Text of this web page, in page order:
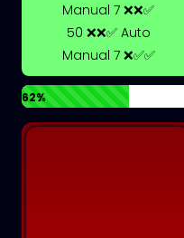
Manual 7 ❌❌✅
50 ❌❌✅ Auto
Manual 7 ❌✅✅
62%